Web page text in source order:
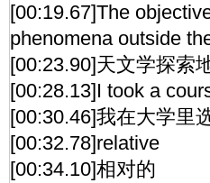
[00:19.67]The
phenomena outside
[00:23.90]天文学探索
[00:28.13]I took a
[00:30.46]我在大学里
[00:32.78]relative
[00:34.10]相对的